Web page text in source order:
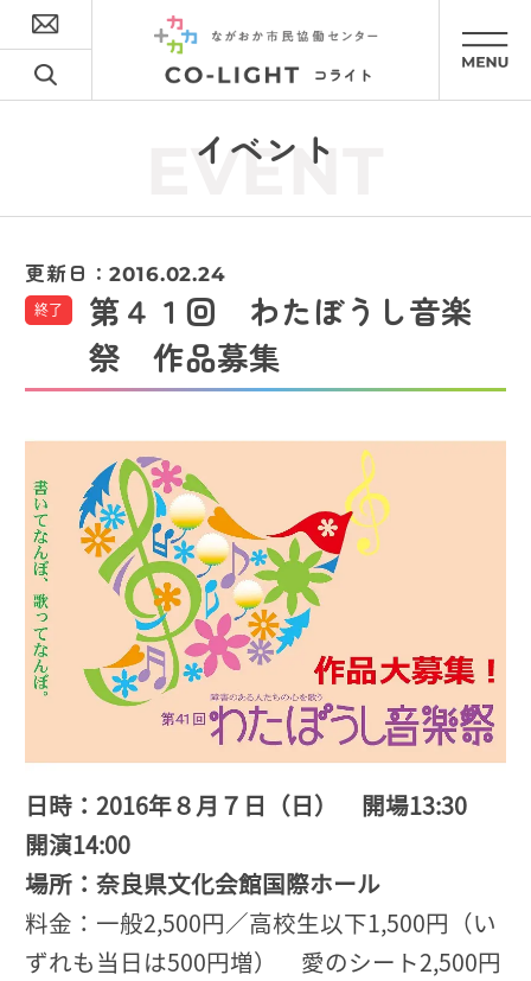
イベント
EVENT
更新日：2016.02.24
終了
第４１回 わたぼうし音楽
祭 作品募集
日時：2016年８月７日（日） 開場13:30
開演14:00
場所：奈良県文化会館国際ホール
料金：一般2,500円／高校生以下1,500円（い
ずれも当日は500円増） 愛のシート2,500円